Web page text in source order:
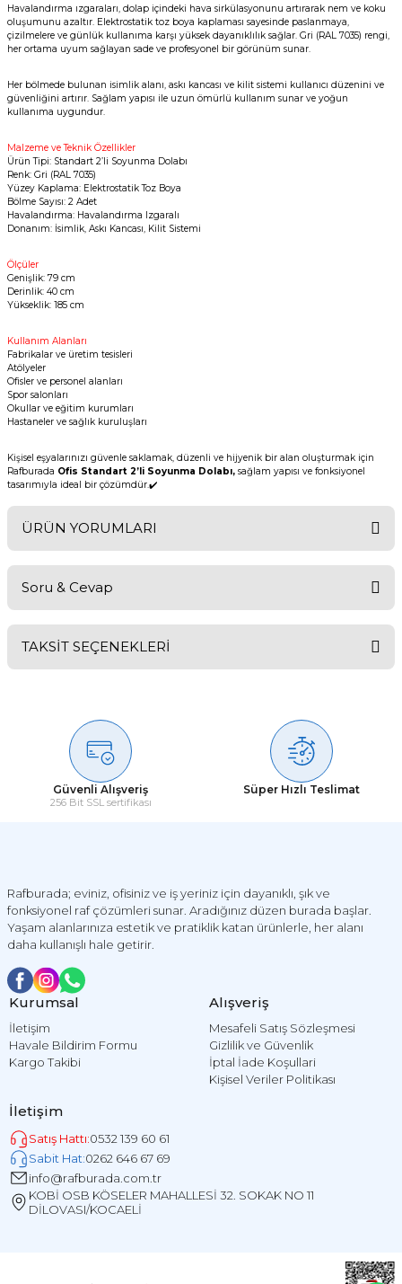
Havalandırma ızgaraları, dolap içindeki hava sirkülasyonunu artırarak nem ve koku
oluşumunu azaltır. Elektrostatik toz boya kaplaması sayesinde paslanmaya,
çizilmelere ve günlük kullanıma karşı yüksek dayanıklılık sağlar. Gri (RAL 7035) rengi,
her ortama uyum sağlayan sade ve profesyonel bir görünüm sunar.
Her bölmede bulunan isimlik alanı, askı kancası ve kilit sistemi kullanıcı düzenini ve
güvenliğini artırır. Sağlam yapısı ile uzun ömürlü kullanım sunar ve yoğun
kullanıma uygundur.
Malzeme ve Teknik Özellikler
Ürün Tipi: Standart 2’li Soyunma Dolabı
Renk: Gri (RAL 7035)
Yüzey Kaplama: Elektrostatik Toz Boya
Bölme Sayısı: 2 Adet
Havalandırma: Havalandırma Izgaralı
Donanım: İsimlik, Askı Kancası, Kilit Sistemi
Ölçüler
Genişlik: 79 cm
Derinlik: 40 cm
Yükseklik: 185 cm
Kullanım Alanları
Fabrikalar ve üretim tesisleri
Atölyeler
Ofisler ve personel alanları
Spor salonları
Okullar ve eğitim kurumları
Hastaneler ve sağlık kuruluşları
Kişisel eşyalarınızı güvenle saklamak, düzenli ve hijyenik bir alan oluşturmak için
Rafburada Ofis Standart 2’li Soyunma Dolabı, sağlam yapısı ve fonksiyonel
tasarımıyla ideal bir çözümdür.✔️
ÜRÜN YORUMLARI
Soru & Cevap
Ürün hakkında henüz soru sorulmamış.
TAKSİT SEÇENEKLERİ
Güvenli Alışveriş
256 Bit SSL sertifikası
Süper Hızlı Teslimat
Rafburada; eviniz, ofisiniz ve iş yeriniz için dayanıklı, şık ve
fonksiyonel raf çözümleri sunar. Aradığınız düzen burada başlar.
Yaşam alanlarınıza estetik ve pratiklik katan ürünlerle, her alanı
daha kullanışlı hale getirir.
Kurumsal
İletişim
Havale Bildirim Formu
Kargo Takibi
Alışveriş
Mesafeli Satış Sözleşmesi
Gizlilik ve Güvenlik
İptal İade Koşullari
Kişisel Veriler Politikası
İletişim
Satış Hattı:0532 139 60 61
Sabit Hat:0262 646 67 69
info@rafburada.com.tr
KOBİ OSB KÖSELER MAHALLESİ 32. SOKAK NO 11
DİLOVASI/KOCAELİ